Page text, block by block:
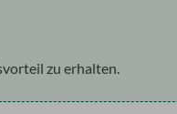
zu erhalten.